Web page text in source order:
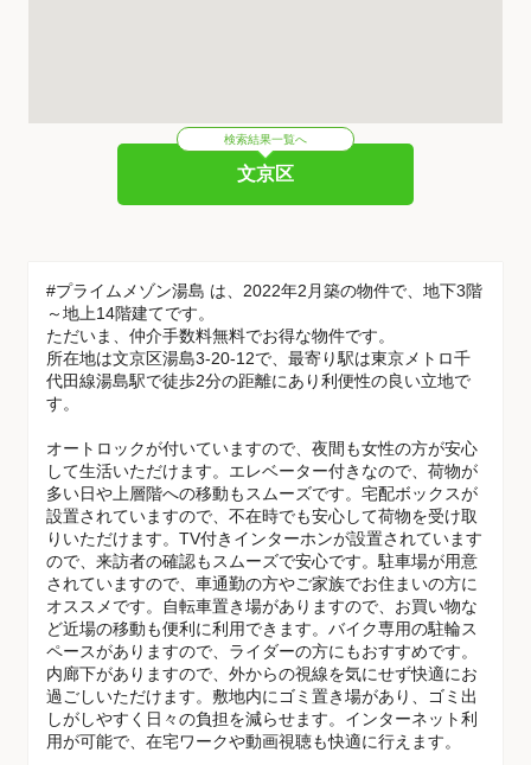
検索結果一覧へ
文京区
#プライムメゾン湯島 は、2022年2月築の物件で、地下3階
～地上14階建てです。
ただいま、仲介手数料無料でお得な物件です。
所在地は文京区湯島3-20-12で、最寄り駅は東京メトロ千
代田線湯島駅で徒歩2分の距離にあり利便性の良い立地で
す。
オートロックが付いていますので、夜間も女性の方が安心
して生活いただけます。エレベーター付きなので、荷物が
多い日や上層階への移動もスムーズです。宅配ボックスが
設置されていますので、不在時でも安心して荷物を受け取
りいただけます。TV付きインターホンが設置されています
ので、来訪者の確認もスムーズで安心です。駐車場が用意
されていますので、車通勤の方やご家族でお住まいの方に
オススメです。自転車置き場がありますので、お買い物な
ど近場の移動も便利に利用できます。バイク専用の駐輪ス
ペースがありますので、ライダーの方にもおすすめです。
内廊下がありますので、外からの視線を気にせず快適にお
過ごしいただけます。敷地内にゴミ置き場があり、ゴミ出
しがしやすく日々の負担を減らせます。インターネット利
用が可能で、在宅ワークや動画視聴も快適に行えます。